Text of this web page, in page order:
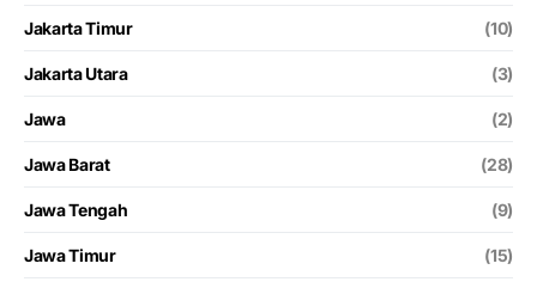
Jakarta Timur (10)
Jakarta Utara (3)
Jawa (2)
Jawa Barat (28)
Jawa Tengah (9)
Jawa Timur (15)